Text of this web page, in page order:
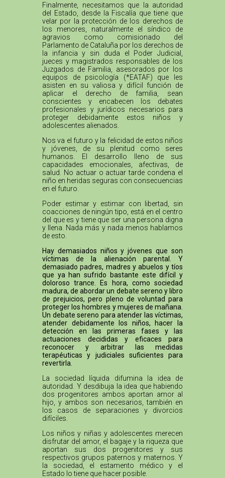
Finalmente, necesitamos que la autoridad
del Estado, desde la Fiscalía que tiene que
velar por la protección de los derechos de
los menores, naturalmente el síndico de
agravios como comisionado del
Parlamento de Cataluña por los derechos de
la infancia y sin duda el Poder Judicial,
jueces y magistrados responsables de los
Juzgados de Familia, asesorados por los
equipos de psicología (*EATAF) que les
asisten en su valiosa y difícil función de
aplicar el derecho de familia, sean
conscientes y encabecen los debates
profesionales y jurídicos necesarios para
proteger debidamente estos niños y
adolescentes alienados.
Nos va el futuro y la felicidad de estos niños
y jóvenes, de su plenitud como seres
humanos. El desarrollo lleno de sus
capacidades emocionales, afectivas, de
salud. No actuar o actuar tarde condena el
niño en heridas seguras con consecuencias
en el futuro.
Poder estimar y estimar con libertad, sin
coacciones de ningún tipo, está en el centro
del que es y tiene que ser una persona digna
y llena. Nada más y nada menos hablamos
de esto.
Hay demasiados niños y jóvenes que son
víctimas de la alienación parental. Y
demasiado padres, madres y abuelos y tíos
que ya han sufrido bastante este difícil y
doloroso trance. Es hora, como sociedad
madura, de abordar un debate sereno y libro
de prejuicios, pero pleno de voluntad para
proteger los hombres y mujeres de mañana.
Un debate sereno para atender las víctimas,
atender debidamente los niños, hacer la
detección en las primeras fases y las
actuaciones decididas y eficaces para
reconocer y arbitrar las medidas
terapéuticas y judiciales suficientes para
revertirla.
La sociedad líquida difumina la idea de
autoridad. Y desdibuja la idea que habiendo
dos progenitores ambos aportan amor al
hijo, y ambos son necesarios, también en
los casos de separaciones y divorcios
difíciles.
Los niños y niñas y adolescentes merecen
disfrutar del amor, el bagaje y la riqueza que
aportan sus dos progenitores y sus
respectivos grupos paternos y maternos. Y
la sociedad, el estamento médico y el
Estado lo tiene que hacer posible.